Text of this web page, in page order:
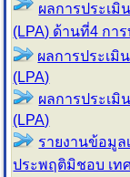
ผลการประเมิ
(LPA) ด้านที่4 กา
ผลการประเมิ
(LPA)
ผลการประเมิ
(LPA)
รายงานข้อมูล
ประพฤติมิชอบ เ